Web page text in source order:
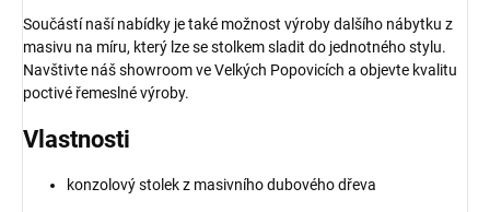
Součástí naší nabídky je také možnost výroby dalšího nábytku z
masivu na míru, který lze se stolkem sladit do jednotného stylu.
Navštivte náš showroom ve Velkých Popovicích a objevte kvalitu
poctivé řemeslné výroby.
Vlastnosti
konzolový stolek z masivního dubového dřeva